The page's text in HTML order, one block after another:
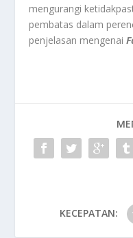
mengurangi
pembatas dalam
penjelasan mengenai
KECEPATAN: